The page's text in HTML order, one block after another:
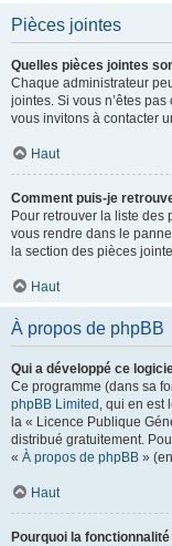
Pièces jointes
Quelles pièces jointes
Chaque administrateur
jointes. Si vous n’êtes
vous invitons à contacter
Haut
Comment puis-je
Pour retrouver la liste des
vous rendre dans le
la section des pièces
Haut
À propos de phpBB
Qui a développé ce
Ce programme (dans sa
phpBB Limited , qui en est
la « Licence Publique
distribué gratuitement.
« À propos de phpBB »
Haut
Pourquoi la